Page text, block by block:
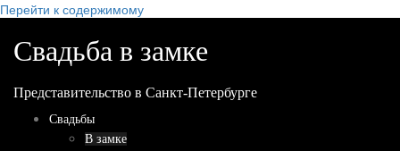
Перейти к содержимому
Свадьба в замке
Представительство в Санкт-Петербурге
Свадьбы
В замке